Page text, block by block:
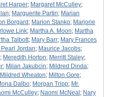
Harper; Margaret McCulley;
; Marguerite Partin; Marian
Borgard ; Marion Stanko; Marjorie
Link; Martha A. Moon; Martha
Talbott; Mary Barr; Mary Frances
Pearl Jordan; Maurice Jacobs;
; Meredith Horton; Merritt Staley;
; Milan Jakubcin; Mildred Dinda;
Mildred Wheaton; Milton Gore;
Dalbo; Morgan Tripp; Mr.
McCulley; Naomi McNeal ; Nary